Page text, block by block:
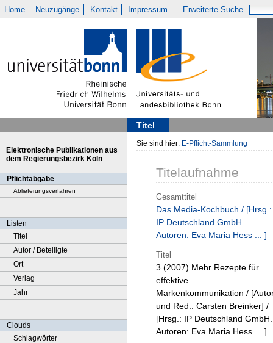
Home Neuzugänge Kontakt Impressum Erweiterte Suche
Titel
Elektronische Publikationen aus
dem Regierungsbezirk Köln
Pflichtabgabe
Ablieferungsverfahren
Listen
Titel
Autor / Beteiligte
Ort
Verlag
Jahr
Clouds
Schlagwörter
Sie sind hier: E-Pflicht-Sammlung
Titelaufnahme
Gesamttitel
Das Media-Kochbuch / [Hrsg.:
IP Deutschland GmbH.
Autoren: Eva Maria Hess ... ]
Titel
3 (2007) Mehr Rezepte für
effektive
Markenkommunikation /
und Red.: Carsten Breinker] /
[Hrsg.: IP Deutschland GmbH.
Autoren: Eva Maria Hess ... ]